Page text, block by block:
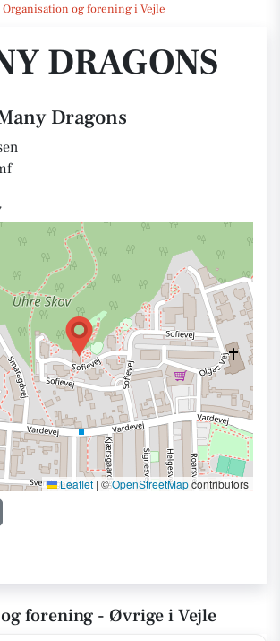
Organisation og forening i Vejle
DRAGONS
Dragons
Leaflet | ©OpenStreetMapcontributors
forening - Øvrige i Vejle